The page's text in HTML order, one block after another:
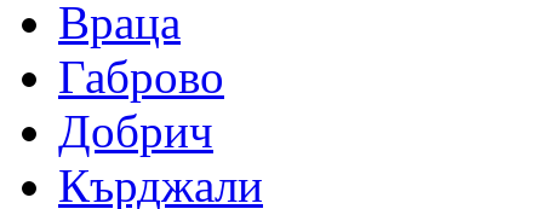
Враца
Габрово
Добрич
Кърджали